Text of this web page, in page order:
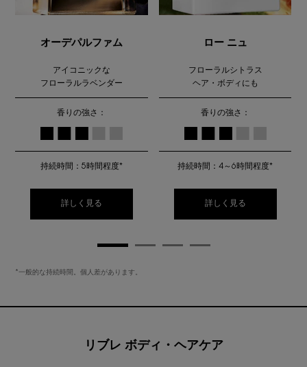
オーデパルファム
アイコニックな
フローラルラベンダー
香りの強さ：
持続時間：5時間程度*
詳しく見る
ロー ニュ
フローラルシトラス
ヘア・ボディにも
香りの強さ：
持続時間：4～6時間程度*
詳しく見る
*一般的な持続時間。個人差があります。
リブレ ボディ・ヘアケア